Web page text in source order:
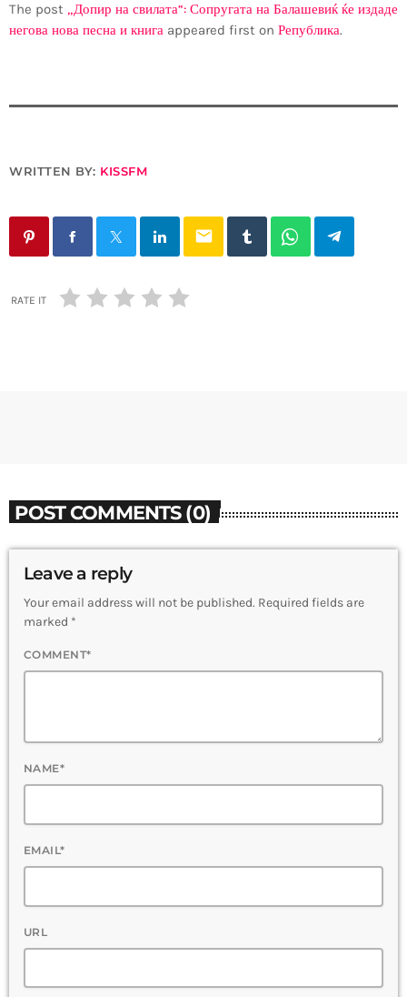
The post „Допир на свилата“: Сопругата на Балашевиќ ќе издаде
негова нова песна и книга appeared first on Република.
WRITTEN BY: KISSFM
email
RATE IT
POST COMMENTS (0)
Leave a reply
Your email address will not be published. Required fields are
marked *
COMMENT*
NAME*
EMAIL*
URL